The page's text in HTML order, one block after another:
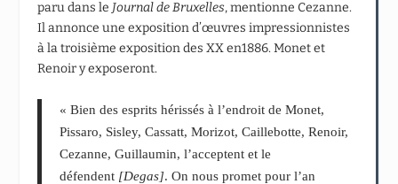
paru dans le Journal de Bruxelles, mentionne Cezanne.
Il annonce une exposition d’œuvres impressionnistes
à la troisième exposition des XX en1886. Monet et
Renoir y exposeront.
« Bien des esprits hérissés à l’endroit de Monet,
Pissaro, Sisley, Cassatt, Morizot, Caillebotte, Renoir,
Cezanne, Guillaumin, l’acceptent et le
défendent [Degas]. On nous promet pour l’an